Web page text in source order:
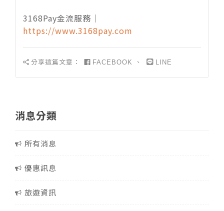
3168Pay金流服務｜
https://www.3168pay.com
分享這篇文章： FACEBOOK 、 LINE
消息分類
所有消息
優惠訊息
旅遊資訊